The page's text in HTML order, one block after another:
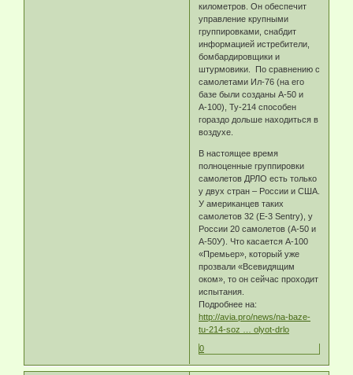
километров. Он обеспечит
управление крупными
группировками, снабдит
информацией истребители,
бомбардировщики и
штурмовики. По сравнению с
самолетами Ил-76 (на его
базе были созданы А-50 и
А-100), Ту-214 способен
гораздо дольше находиться в
воздухе.
В настоящее время
полноценные группировки
самолетов ДРЛО есть только
у двух стран – России и США.
У американцев таких
самолетов 32 (Е-3 Sentry), у
России 20 самолетов (А-50 и
А-50У). Что касается А-100
«Премьер», который уже
прозвали «Всевидящим
оком», то он сейчас проходит
испытания.
Подробнее на:
http://avia.pro/news/na-baze-
tu-214-soz … olyot-drlo
0